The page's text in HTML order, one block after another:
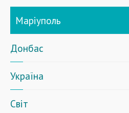
Маріуполь
Донбас
Україна
Світ